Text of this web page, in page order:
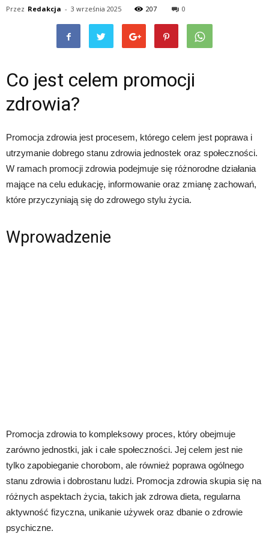
Przez Redakcja - 3 września 2025 207 0
Co jest celem promocji
zdrowia?
Promocja zdrowia jest procesem, którego celem jest poprawa i
utrzymanie dobrego stanu zdrowia jednostek oraz społeczności.
W ramach promocji zdrowia podejmuje się różnorodne działania
mające na celu edukację, informowanie oraz zmianę zachowań,
które przyczyniają się do zdrowego stylu życia.
Wprowadzenie
Promocja zdrowia to kompleksowy proces, który obejmuje
zarówno jednostki, jak i całe społeczności. Jej celem jest nie
tylko zapobieganie chorobom, ale również poprawa ogólnego
stanu zdrowia i dobrostanu ludzi. Promocja zdrowia skupia się na
różnych aspektach życia, takich jak zdrowa dieta, regularna
aktywność fizyczna, unikanie używek oraz dbanie o zdrowie
psychiczne.